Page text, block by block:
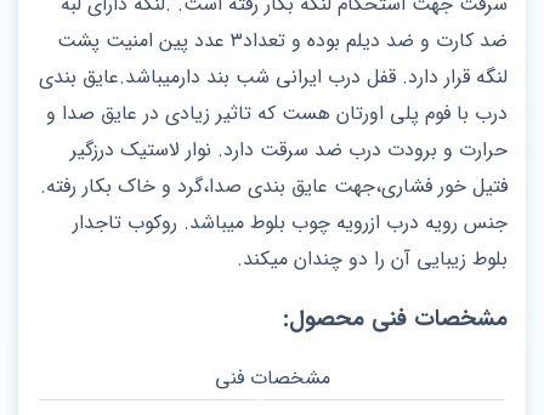
ضد کارت و ضد دیلم بوده و تعداد۳ عدد پین امنیت پشت
لنگه قرار دارد‌. قفل درب ایرانی شب بند دارمیباشد.عایق بندی
درب با فوم پلی اورتان هست که تاثیر زیادی در عایق صدا و
حرارت و برودت درب ضد سرقت دارد. نوار لاستیک درزگیر
فتیل خور فشاری،جهت عایق بندی صدا،گرد و خاک بکار رفته.
جنس رویه درب ازرویه چوب بلوط میباشد. روکوب تاجدار
بلوط زیبایی آن را دو چندان میکند.
مشخصات فنی محصول:
مشخصات فنی